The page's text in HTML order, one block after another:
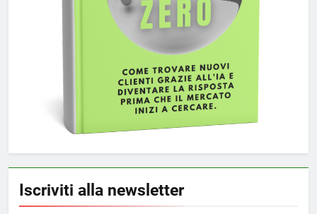
Iscriviti alla newsletter